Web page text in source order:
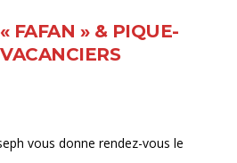
FAFAN » & PIQUE-
vous donne rendez-vous le